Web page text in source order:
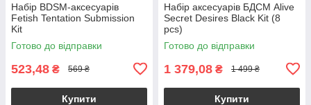
Набір BDSM-аксесуарів
Fetish Tentation Submission
Kit
Готово до відправки
523,48 ₴ 569 ₴
Купити
Набір аксесуарів БДСМ Alive
Secret Desires Black Kit (8
pcs)
Готово до відправки
1 379,08 ₴ 1 499 ₴
Купити